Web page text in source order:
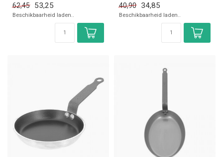
62,45
53,25
Beschikbaarheid laden..
d...
40,90 34,85
Beschikbaarheid laden..